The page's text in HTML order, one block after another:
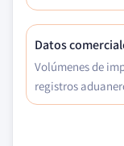
Datos
Volúmenes de
registros